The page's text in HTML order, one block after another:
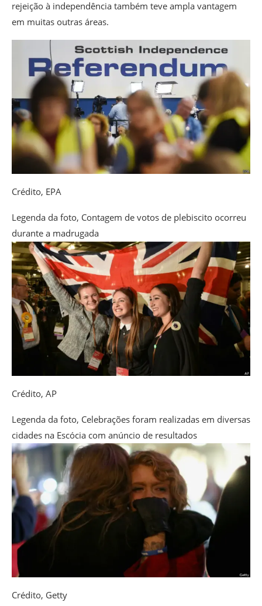
rejeição à independência também teve ampla vantagem
em muitas outras áreas.
Crédito, EPA
Legenda da foto, Contagem de votos de plebiscito ocorreu
durante a madrugada
Crédito, AP
Legenda da foto, Celebrações foram realizadas em diversas
cidades na Escócia com anúncio de resultados
Crédito, Getty